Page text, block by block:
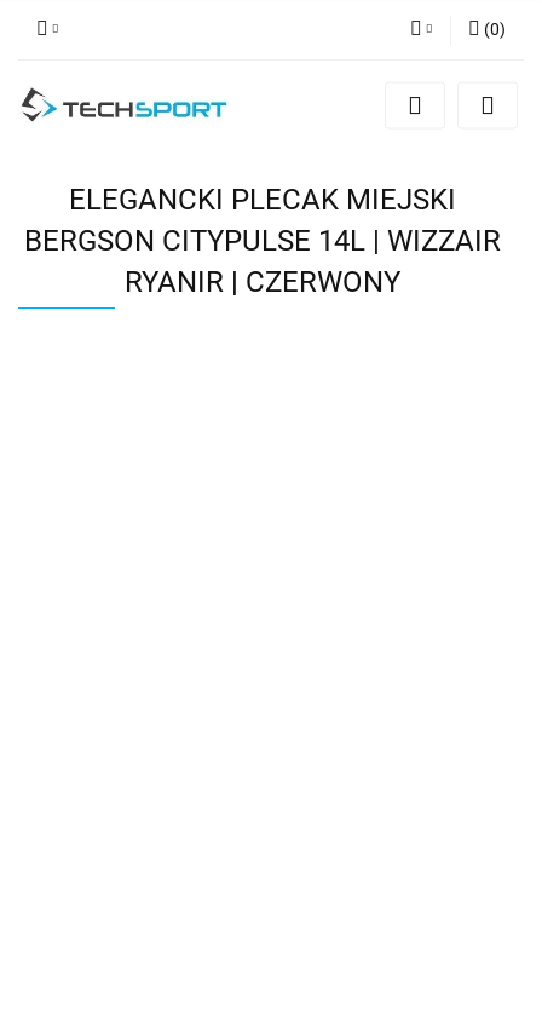
Zaloguj się
(0)
ELEGANCKI PLECAK MIEJSKI
BERGSON CITYPULSE 14L | WIZZAIR
RYANIR | CZERWONY